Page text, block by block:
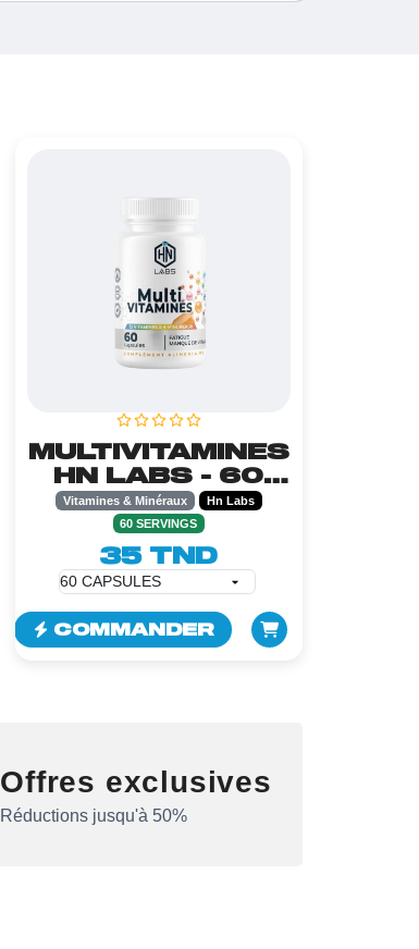
MULTIVITAMINES
HN LABS - 60
CAPSULES
Vitamines & Minéraux
Hn Labs
60 SERVINGS
35 TND
COMMANDER
Offres exclusives
Réductions jusqu'à 50%